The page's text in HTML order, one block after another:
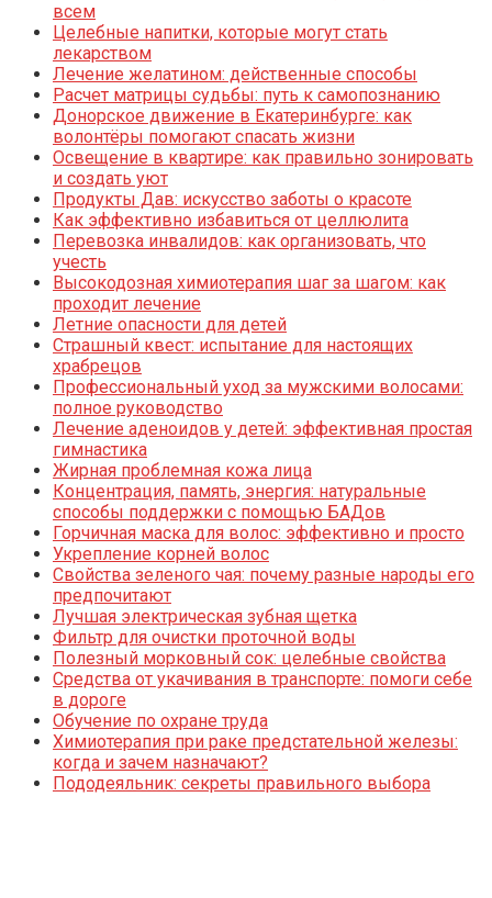
всем
Целебные напитки, которые могут стать
лекарством
Лечение желатином: действенные способы
Расчет матрицы судьбы: путь к самопознанию
Донорское движение в Екатеринбурге: как
волонтёры помогают спасать жизни
Освещение в квартире: как правильно зонировать
и создать уют
Продукты Дав: искусство заботы о красоте
Как эффективно избавиться от целлюлита
Перевозка инвалидов: как организовать, что
учесть
Высокодозная химиотерапия шаг за шагом: как
проходит лечение
Летние опасности для детей
Страшный квест: испытание для настоящих
храбрецов
Профессиональный уход за мужскими волосами:
полное руководство
Лечение аденоидов у детей: эффективная простая
гимнастика
Жирная проблемная кожа лица
Концентрация, память, энергия: натуральные
способы поддержки с помощью БАДов
Горчичная маска для волос: эффективно и просто
Укрепление корней волос
Свойства зеленого чая: почему разные народы его
предпочитают
Лучшая электрическая зубная щетка
Фильтр для очистки проточной воды
Полезный морковный сок: целебные свойства
Средства от укачивания в транспорте: помоги себе
в дороге
Обучение по охране труда
Химиотерапия при раке предстательной железы:
когда и зачем назначают?
Пододеяльник: секреты правильного выбора